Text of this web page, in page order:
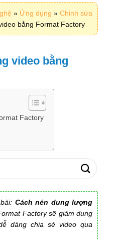
» Ứng dụng » Chỉnh sửa
bằng Format Factory
video bằng
Factory
Cách nén dung lượng
Factory sẽ giảm dung
dàng chia sẻ video qua